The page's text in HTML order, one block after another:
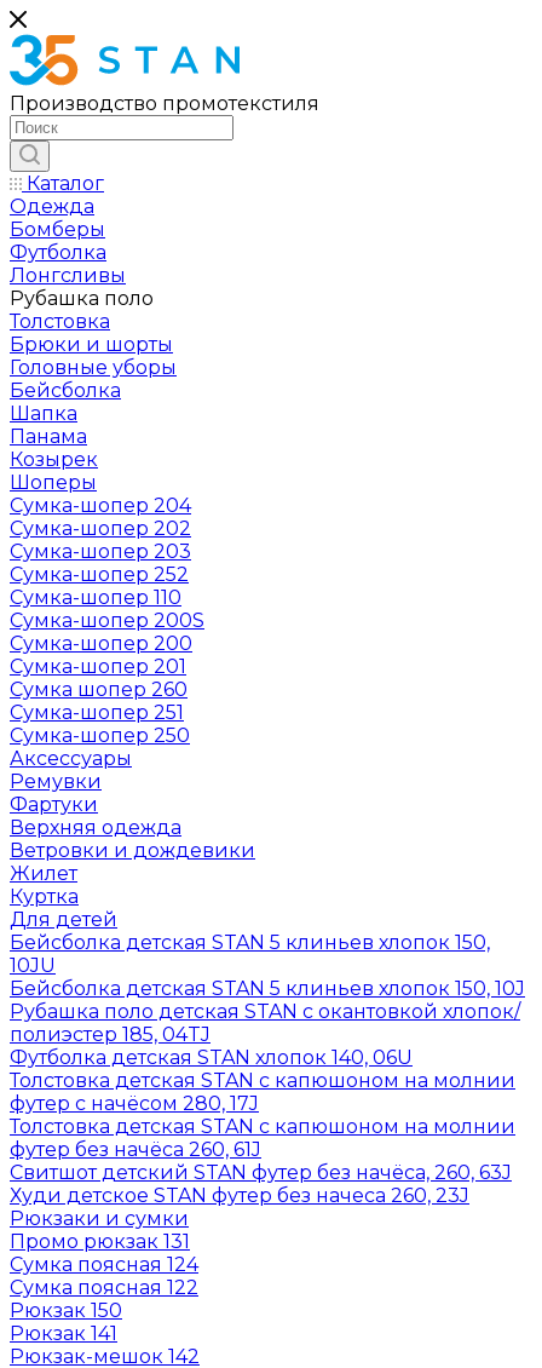
Производство промотекстиля
Каталог
Одежда
Бомберы
Футболка
Лонгсливы
Рубашка поло
Толстовка
Брюки и шорты
Головные уборы
Бейсболка
Шапка
Панама
Козырек
Шоперы
Сумка-шопер 204
Сумка-шопер 202
Сумка-шопер 203
Сумка-шопер 252
Сумка-шопер 110
Сумка-шопер 200S
Сумка-шопер 200
Сумка-шопер 201
Сумка шопер 260
Сумка-шопер 251
Сумка-шопер 250
Аксессуары
Ремувки
Фартуки
Верхняя одежда
Ветровки и дождевики
Жилет
Куртка
Для детей
Бейсболка детская STAN 5 клиньев хлопок 150,
10JU
Бейсболка детская STAN 5 клиньев хлопок 150, 10J
Рубашка поло детская STAN с окантовкой хлопок/
полиэстер 185, 04TJ
Футболка детская STAN хлопок 140, 06U
Толстовка детская STAN с капюшоном на молнии
футер с начёсом 280, 17J
Толстовка детская STAN с капюшоном на молнии
футер без начёса 260, 61J
Свитшот детский STAN футер без начёса, 260, 63J
Худи детское STAN футер без начеса 260, 23J
Рюкзаки и сумки
Промо рюкзак 131
Сумка поясная 124
Сумка поясная 122
Рюкзак 150
Рюкзак 141
Рюкзак-мешок 142